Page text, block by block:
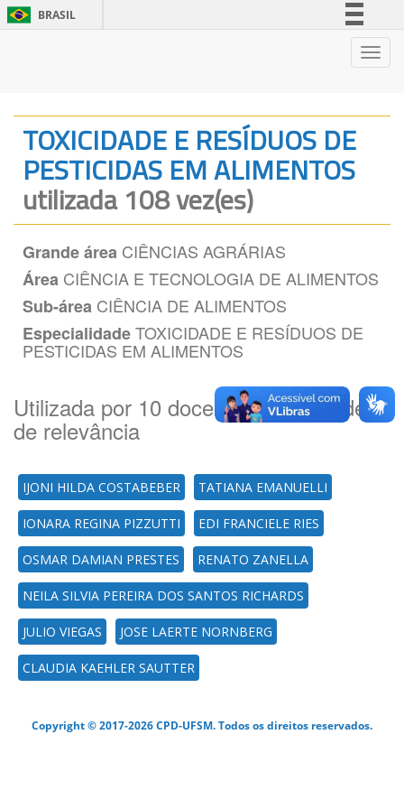
BRASIL
Acesso à informação
Legislação
Canais
TOXICIDADE E RESÍDUOS DE
PESTICIDAS EM ALIMENTOS
utilizada 108 vez(es)
Grande área CIÊNCIAS AGRÁRIAS
Área CIÊNCIA E TECNOLOGIA DE ALIMENTOS
Sub-área CIÊNCIA DE ALIMENTOS
EspecialidadeTOXICIDADE E RESÍDUOS DE
PESTICIDAS EM ALIMENTOS
Utilizada por 10 docente(es) por ordem
de relevância
IJONI HILDA COSTABEBER TATIANA EMANUELLI
IONARA REGINA PIZZUTTI EDI FRANCIELE RIES
OSMAR DAMIAN PRESTES RENATO ZANELLA
NEILA SILVIA PEREIRA DOS SANTOS RICHARDS
JULIO VIEGAS JOSE LAERTE NORNBERG
CLAUDIA KAEHLER SAUTTER
Copyright © 2017-2026 CPD-UFSM. Todos os direitos reservados.